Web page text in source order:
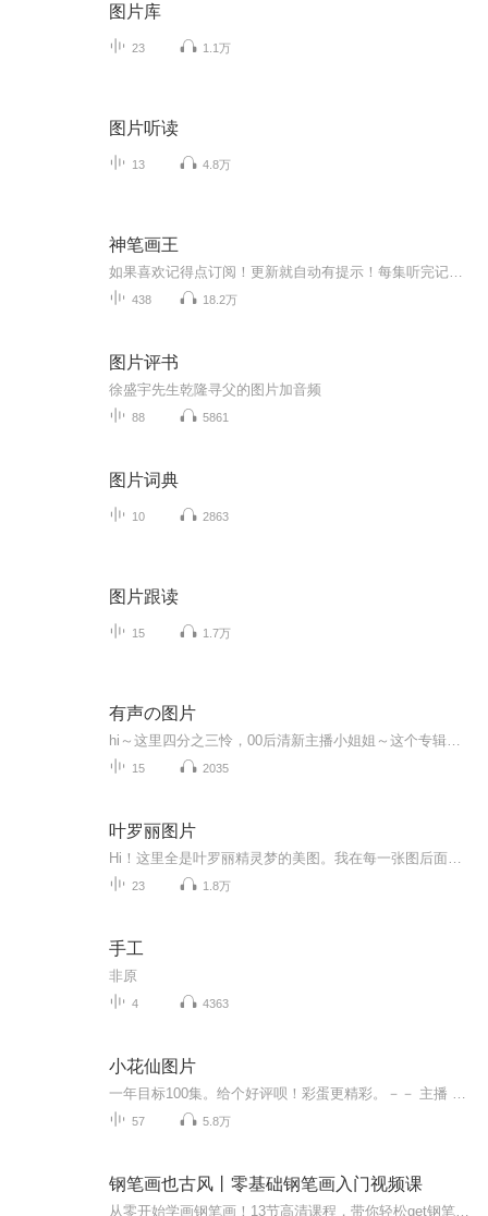
图片库
23 1.1万
图片听读
13 4.8万
神笔画王
438 18.2万
图片评书
徐盛宇先生乾隆寻父的图片加音频
88 5861
图片词典
10 2863
图片跟读
15 1.7万
有声の图片
15 2035
叶罗丽图片
23 1.8万
手工
非原
4 4363
小花仙图片
57 5.8万
钢笔画也古风丨零基础钢笔画入门视频课